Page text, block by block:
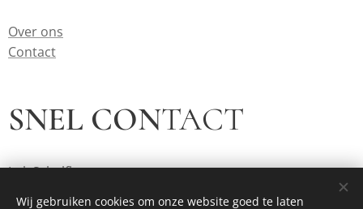
Over ons
Contact
SNEL CONTACT
Luk Schelfhout
Wij gebruiken cookies om onze website goed te laten